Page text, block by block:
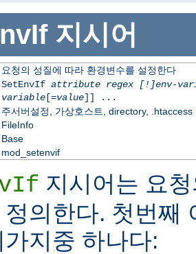
지시어
요청의 성질에 따라 환경변수를 설정한다
SetEnvIf attribute regex [!]env-
variable[=value]] ...
주서버설정, 가상호스트, directory, .htaccess
FileInfo
Base
mod_setenvif
지시어는 요
정의한다. 첫번째
가지중 하나다: